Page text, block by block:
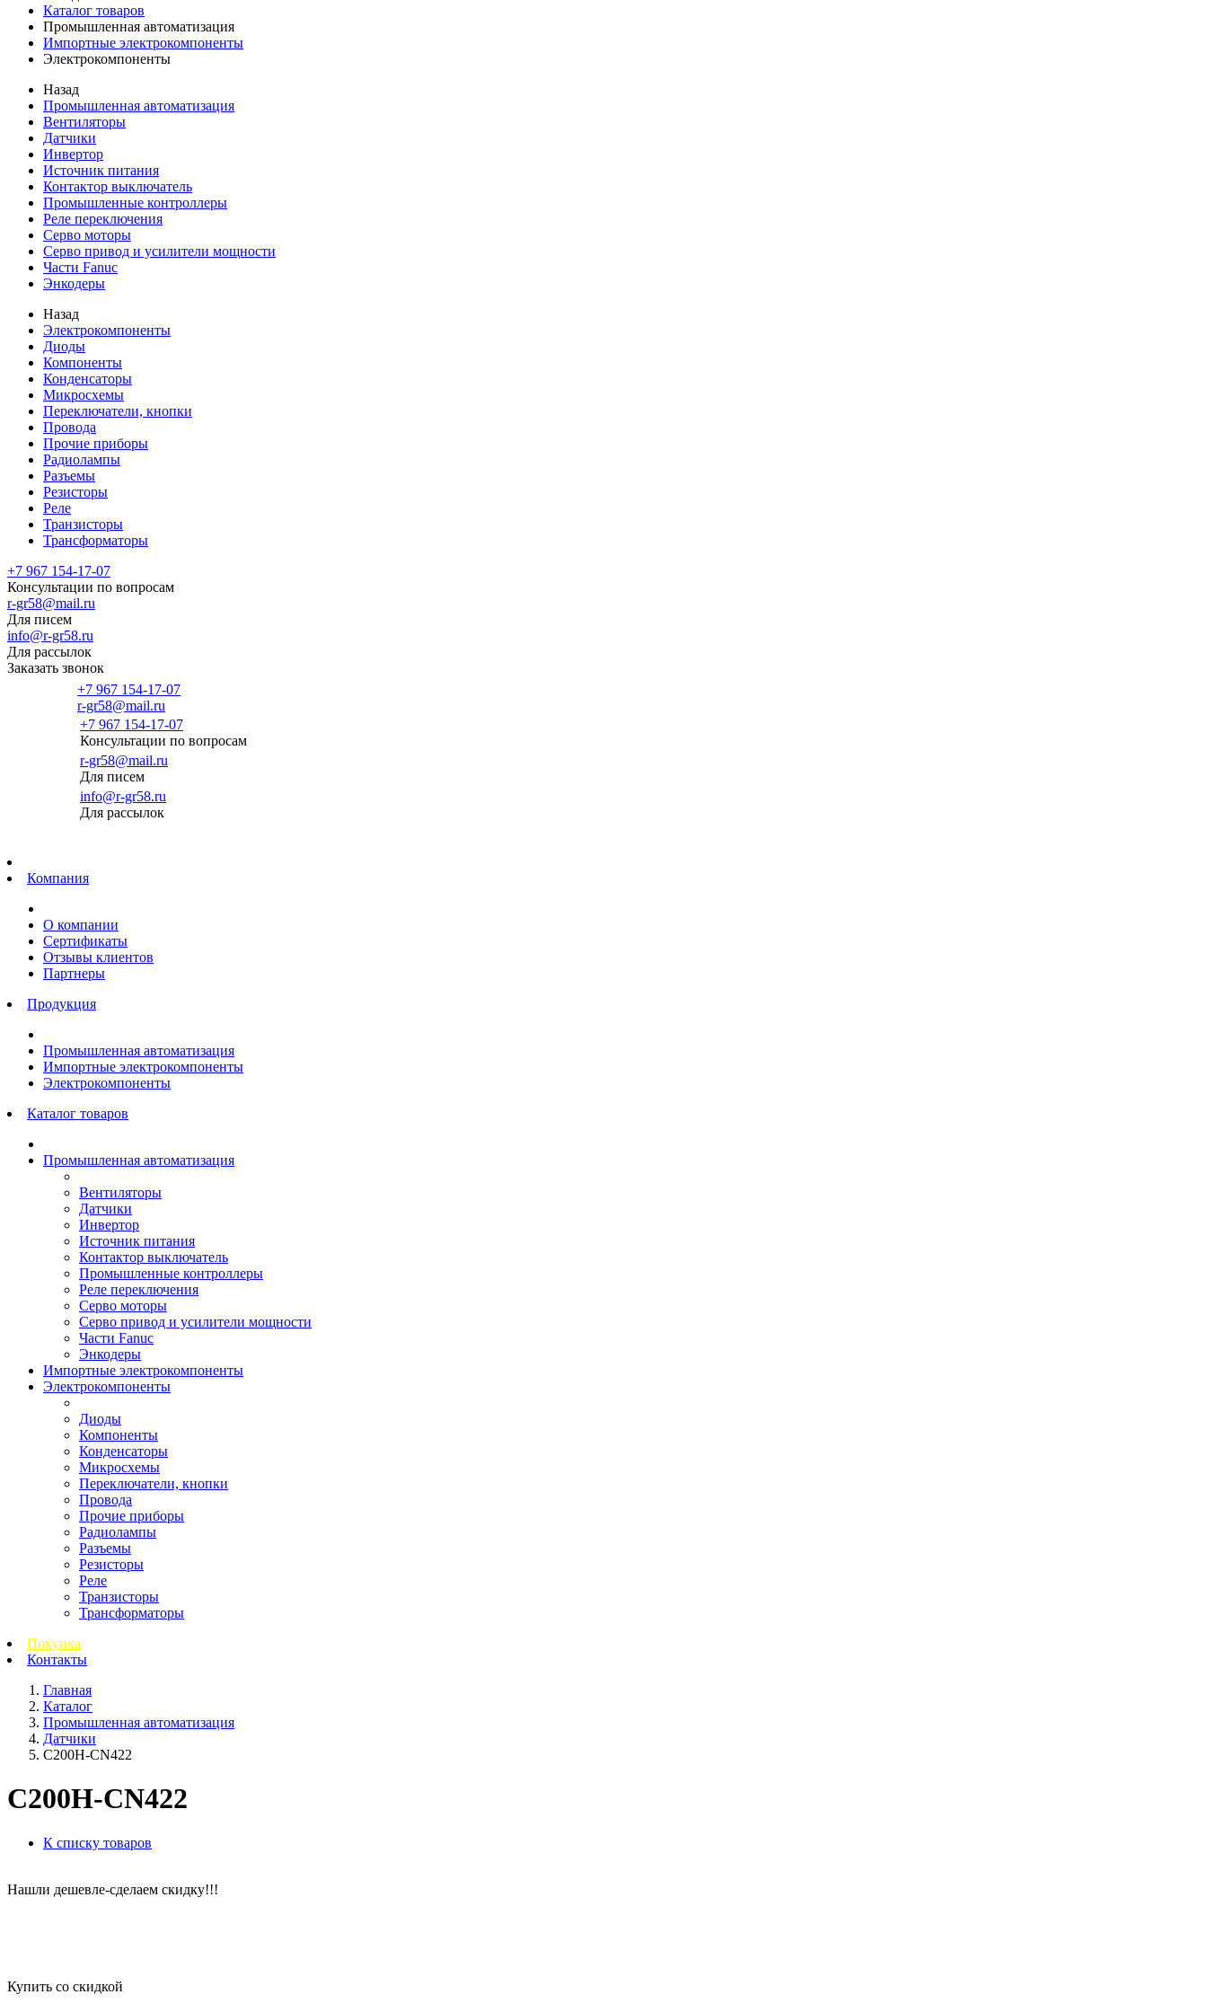
Каталог товаров
Промышленная автоматизация
Импортные электрокомпоненты
Электрокомпоненты
Назад
Промышленная автоматизация
Вентиляторы
Датчики
Инвертор
Источник питания
Контактор выключатель
Промышленные контроллеры
Реле переключения
Серво моторы
Серво привод и усилители мощности
Части Fanuc
Энкодеры
Назад
Электрокомпоненты
Диоды
Компоненты
Конденсаторы
Микросхемы
Переключатели, кнопки
Провода
Прочие приборы
Радиолампы
Разъемы
Резисторы
Реле
Транзисторы
Трансформаторы
+7 967 154-17-07
Консультации по вопросам
r-gr58@mail.ru
Для писем
info@r-gr58.ru
Для рассылок
Заказать звонок
+7 967 154-17-07
r-gr58@mail.ru
+7 967 154-17-07
Консультации по вопросам
r-gr58@mail.ru
Для писем
info@r-gr58.ru
Для рассылок
Компания
О компании
Сертификаты
Отзывы клиентов
Партнеры
Продукция
Промышленная автоматизация
Импортные электрокомпоненты
Электрокомпоненты
Каталог товаров
Промышленная автоматизация
Вентиляторы
Датчики
Инвертор
Источник питания
Контактор выключатель
Промышленные контроллеры
Реле переключения
Серво моторы
Серво привод и усилители мощности
Части Fanuc
Энкодеры
Импортные электрокомпоненты
Электрокомпоненты
Диоды
Компоненты
Конденсаторы
Микросхемы
Переключатели, кнопки
Провода
Прочие приборы
Радиолампы
Разъемы
Резисторы
Реле
Транзисторы
Трансформаторы
Покупка
Контакты
Главная
Каталог
Промышленная автоматизация
Датчики
C200H-CN422
C200H-CN422
К списку товаров
Нашли дешевле-сделаем скидку!!!
Купить со скидкой